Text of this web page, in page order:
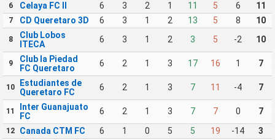
6 Celaya FC II 6 3 2 1 11 5 6 11
7 CD Queretaro 3D 6 3 1 2 13 5 8 10
8
Club Lobos
ITECA
6 3 1 2 3 5 -2 10
9
Club la Piedad
FC Queretaro
6 2 1 3 17 16 1 7
10
Estudiantes de
Queretaro FC
6 2 1 3 7 11 -4 7
11
Inter Guanajuato
FC
6 2 1 3 7 7 0 7
12 Canada CTM FC 6 1 0 5 5 19 -14 3